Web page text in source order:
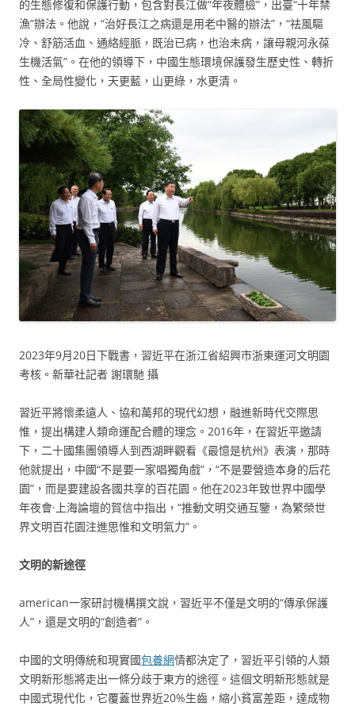
的生態修復和保護行動，包含對長江做“年夜體檢”，出臺“十年禁
漁”辦法。他說，“治好長江之病還是用老中醫的辦法”，“祛風驅
冷、舒筋活血、通絡經脈，既治已病，也治未病，讓母親河永葆
生機活氣”。在他的領導下，中國生態環境保護發生歷史性、轉折
性、全局性變化，天更藍，山更綠，水更清。
2023年9月20日下戰書，習近平在浙江省紹興市浙東運河文明園
考核。新華社記者 謝環馳 攝
習近平將懷柔遠人、協和萬邦的現代幻想，融進新時代交際思
惟，提出構建人類命運配合體的理念。2016年，在習近平邀請
下，二十國集團領導人到西湖畔觀看《最憶是杭州》表演，那時
他就提出，中國“不是要一家唱獨角戲”，“不是要營造本身的后花
園”，而是要建設各國共享的百花園。他在2023年致世界中國學
年夜會·上海論壇的賀信中指出，“推動文明交通互鑒，為繁榮世
界文明百花園注進思惟和文明氣力”。
文明的新途徑
american一家研討機構撰文說，習近平不僅是文明的“傳承保護
人”，還是文明的“創造者”。
中國的文明傳統和現實國包養網情都決定了，習近平引領的人類
文明新形態將走出一條分歧于東方的途徑。這個文明新形態就是
中國式現代化，它覆蓋世界近20%生齒，縮小貧富差距，達成物